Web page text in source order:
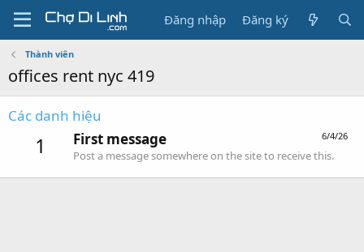
Đăng nhập Đăng ký
Thành viên
offices rent nyc 419
Các danh hiệu
1 6/4/26
First message
Post a message somewhere on the site to receive this.